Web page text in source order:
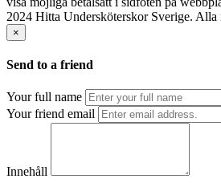
2024 Hitta Undersköterskor Sverige. Alla
×
Send to a friend
Your full name
Your friend email
Innehåll